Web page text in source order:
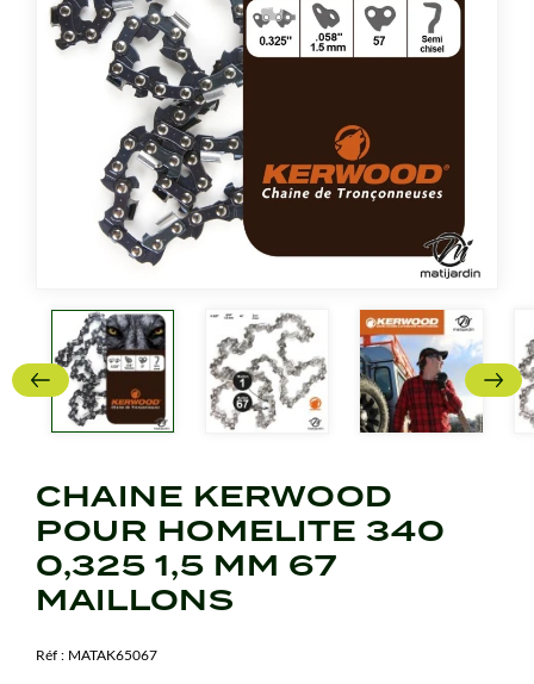
CHAINE KERWOOD
POUR HOMELITE 340
0,325 1,5 MM 67
MAILLONS
Réf : MATAK65067